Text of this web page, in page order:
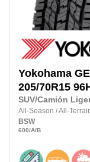
Yokohama
205/70R15
SUV/Camión
All-Season /All-
BSW
600/A/B